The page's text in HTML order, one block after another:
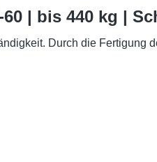
| bis 440 kg |
Durch die Fertigung